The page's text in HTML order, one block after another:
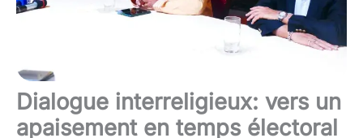
Dialogue interreligieux: vers un
apaisement en temps électoral